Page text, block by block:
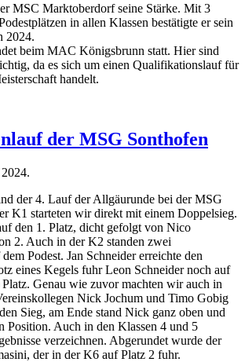
MSC Marktoberdorf seine Stärke. Mit 3
in allen Klassen bestätigte er sein
2024.
beim MAC Königsbrunn statt. Hier sind
da es sich um einen Qualifikationslauf für
handelt.
der MSG Sonthofen
.
der 4. Lauf der Allgäurunde bei der MSG
K1 starteten wir direkt mit einem Doppelsieg.
den 1. Platz, dicht gefolgt von Nico
2. Auch in der K2 standen zwei
Podest. Jan Schneider erreichte den
eines Kegels fuhr Leon Schneider noch auf
Genau wie zuvor machten wir auch in
Nick Jochum und Timo Gobig
Sieg, am Ende stand Nick ganz oben und
Position. Auch in den Klassen 4 und 5
verzeichnen. Abgerundet wurde der
der in der K6 auf Platz 2 fuhr.